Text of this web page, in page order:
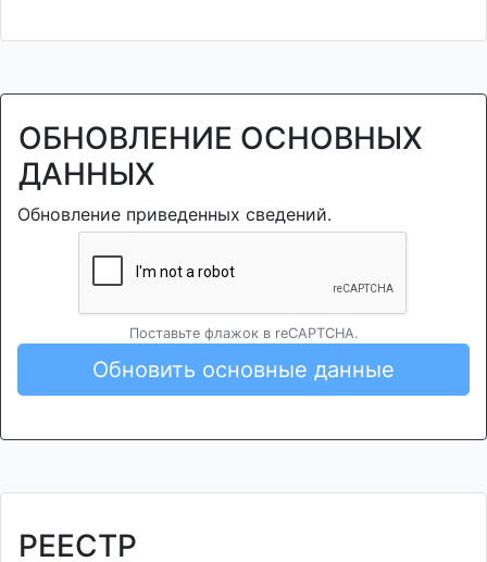
ОБНОВЛЕНИЕ ОСНОВНЫХ
ДАННЫХ
Обновление приведенных сведений.
Поставьте флажок в reCAPTCHA.
Обновить основные данные
РЕЕСТР